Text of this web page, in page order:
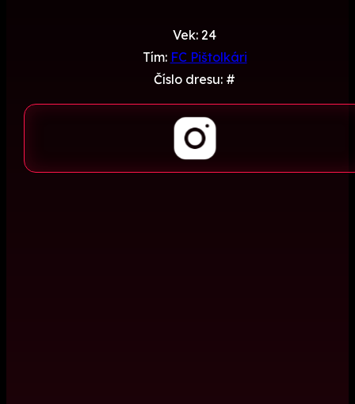
Vek: 24
Tím: FC Pištolkári
Číslo dresu: #